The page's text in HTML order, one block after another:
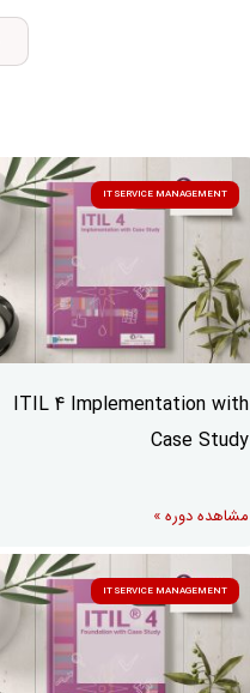
IT SERVICE MANAGEMENT
ITIL 4 Implementation with
Case Study
مشاهده دوره »
IT SERVICE MANAGEMENT